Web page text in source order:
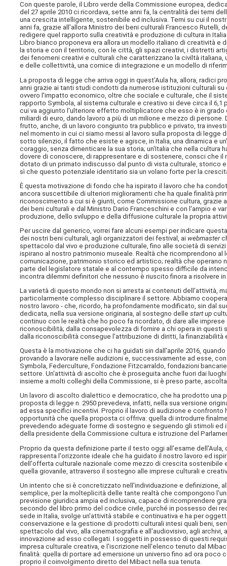
Con queste parole, il Libro verde della Commissione europea,
del 27 aprile 2010 ci ricordava, sette anni fa, la centralità dei temi
una crescita intelligente, sostenibile ed inclusiva. Temi su cui il
anni fa, grazie all'allora Ministro dei beni culturali Francesco
redigere quel rapporto sulla creatività e produzione di cultura in
Libro bianco proponeva era allora un modello italiano di creatività
la storia e con il territorio, con le città, gli spazi creativi, i distretti
dei fenomeni creativi e culturali che caratterizzano la civiltà
e delle collettività, una cornice di integrazione e un modello di
La proposta di legge che arriva oggi in quest'Aula ha, allora, radici
anni grazie ai tanti studi condotti da numerose istituzioni culturali
ovvero l'impatto economico, oltre che sociale e culturale, che il
rapporto Symbola, al sistema culturale e creativo si deve circa il
cui va aggiunto l'ulteriore effetto moltiplicatore che esso è in
miliardi di euro, dando lavoro a più di un milione e mezzo di
frutto, anche, di un lavoro congiunto tra pubblico e privato, tra
nel momento in cui ci siamo messi al lavoro sulla proposta di
sotto silenzio, il fatto che esiste e agisce, in Italia, una dinamica e
coraggio, senza dimenticare la sua storia; un'Italia che nella
dovere di conoscere, di rappresentare e di sostenere, consci che il
dotato di un primato indiscusso dal punto di vista culturale, storico
sì che questo potenziale identitario sia un volano forte per la
È questa motivazione di fondo che ha ispirato il lavoro che ha
ancora suscettibile di ulteriori miglioramenti che ha quale finalità
riconoscimento a cui si è giunti, come Commissione cultura,
dei beni culturali e dal Ministro Dario Franceschini e con l'ampio e
produzione, dello sviluppo e della diffusione culturale la propria
Per uscire dal generico, vorrei fare alcuni esempi per indicare
dei nostri beni culturali, agli organizzatori dei festival, aiwebmaster
spettacolo dal vivo e produzione culturale, fino alle società di
ispirano al nostro patrimonio museale. Realtà che ricomprendono
comunicazione, patrimonio storico ed artistico; realtà che
parte del legislatore statale e al contempo spesso difficile da
incontra dilemmi definitori che nessuno è riuscito finora a risolvere
La varietà di questo mondo non si arresta ai contenuti dell'attività,
particolarmente complesso disciplinare il settore. Abbiamo
nostro lavoro - che, ricordo, ha profondamente modificato, sin dal
dedicata, nella sua versione originaria, al sostegno dellestart up
continuo con le realtà che ho poco fa ricordato, di dare alle
riconoscibilità; dalla consapevolezza di fornire a chi opera in
dalla riconoscibilità consegue l'attribuzione di diritti, la finanziabilità
Questa è la motivazione che ci ha guidati sin dall'aprile 2016,
provando a lavorare nelle audizioni e, successivamente ad esse,
Symbola, Federculture, Fondazione Fitzcarraldo, fondazioni
settore. Un'attività di ascolto che è proseguita anche fuori dai
insieme a molti colleghi della Commissione, si è preso parte,
Un lavoro di ascolto dialettico e democratico, che ha prodotto
proposta di legge n. 2950 prevedeva, infatti, nella sua versione
ad essa specifici incentivi. Proprio il lavoro di audizione e
opportunità che quella proposta ci offriva: quella di introdurre
prevedendo adeguate forme di sostegno e seguendo gli stimoli ed
della presidente della Commissione cultura e istruzione del
Proprio da questa definizione parte il testo oggi all'esame
rappresenta l'orizzonte ideale che ha guidato il nostro lavoro ed
dell'offerta culturale nazionale come mezzo di crescita sostenibile
quella giovanile, attraverso il sostegno alle imprese culturali e
Un intento che si è concretizzato nell'individuazione e definizione,
semplice, per la molteplicità delle tante realtà che compongono
previsione giuridica ampia ed inclusiva, capace di ricomprendere
secondo del libro primo del codice civile, purché in possesso dei
sede in Italia, svolge un'attività stabile e continuativa e ha per
conservazione e la gestione di prodotti culturali intesi quali beni,
spettacolo dal vivo, alla cinematografia e all'audiovisivo, agli
innovazione ad esso collegati. I soggetti in possesso di questi
impresa culturale creativa, e l'iscrizione nell'elenco tenuto dal
finalità: quella di portare ad emersione un universo fino ad ora
proprio il coinvolgimento diretto del Mibact nella sua tenuta.